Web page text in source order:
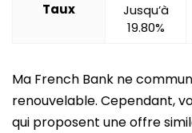
Taux
Jusqu’à
19.80%
Ma French Bank ne
renouvelable. Cependant,
qui proposent une offre